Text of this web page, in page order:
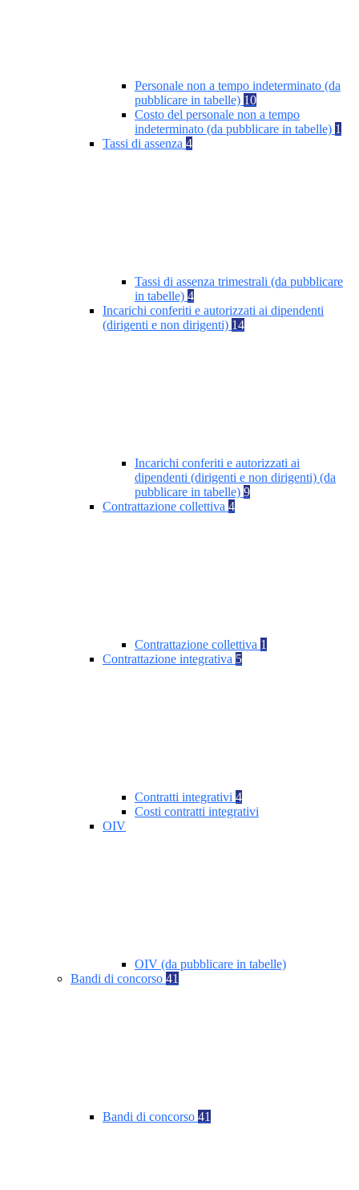
Personale non a tempo indeterminato (da
pubblicare in tabelle) 10
Costo del personale non a tempo
indeterminato (da pubblicare in tabelle) 1
Tassi di assenza 4
Tassi di assenza trimestrali (da pubblicare
in tabelle) 4
Incarichi conferiti e autorizzati ai dipendenti
(dirigenti e non dirigenti) 14
Incarichi conferiti e autorizzati ai
dipendenti (dirigenti e non dirigenti) (da
pubblicare in tabelle) 9
Contrattazione collettiva 4
Contrattazione collettiva 1
Contrattazione integrativa 5
Contratti integrativi 4
Costi contratti integrativi
OIV
OIV (da pubblicare in tabelle)
Bandi di concorso 41
Bandi di concorso 41